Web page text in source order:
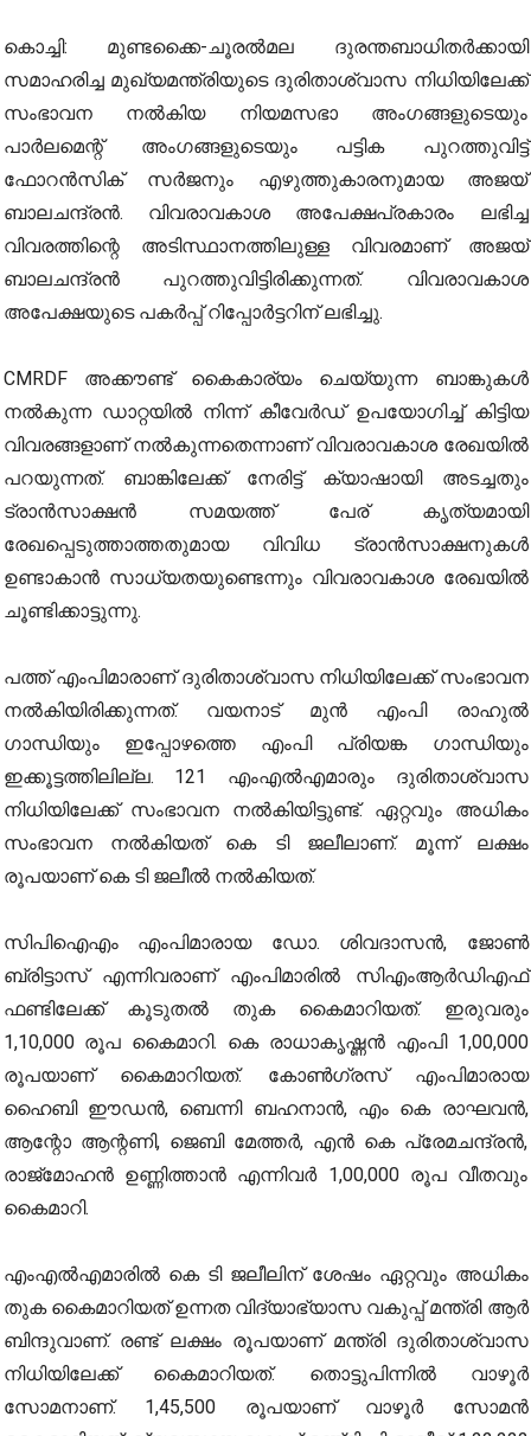
കൊച്ചി: മുണ്ടക്കൈ-ചൂരല്‍മല ദുരന്തബാധിതര്‍ക്കായി
സമാഹരിച്ച മുഖ്യമന്ത്രിയുടെ ദുരിതാശ്വാസ നിധിയിലേക്ക്
സംഭാവന നല്‍കിയ നിയമസഭാ അംഗങ്ങളുടെയും
പാര്‍ലമെന്റ് അംഗങ്ങളുടെയും പട്ടിക പുറത്തുവിട്ട്
ഫോറന്‍സിക് സര്‍ജനും എഴുത്തുകാരനുമായ അജയ്
ബാലചന്ദ്രന്‍. വിവരാവകാശ അപേക്ഷപ്രകാരം ലഭിച്ച
വിവരത്തിന്റെ അടിസ്ഥാനത്തിലുള്ള വിവരമാണ് അജയ്
ബാലചന്ദ്രന്‍ പുറത്തുവിട്ടിരിക്കുന്നത്. വിവരാവകാശ
അപേക്ഷയുടെ പകര്‍പ്പ് റിപ്പോര്‍ട്ടറിന് ലഭിച്ചു.
CMRDF അക്കൗണ്ട് കൈകാര്യം ചെയ്യുന്ന ബാങ്കുകള്‍
നല്‍കുന്ന ഡാറ്റയില്‍ നിന്ന് കീവേര്‍ഡ് ഉപയോഗിച്ച് കിട്ടിയ
വിവരങ്ങളാണ് നല്‍കുന്നതെന്നാണ് വിവരാവകാശ രേഖയില്‍
പറയുന്നത്. ബാങ്കിലേക്ക് നേരിട്ട് ക്യാഷായി അടച്ചതും
ട്രാന്‍സാക്ഷന്‍ സമയത്ത് പേര് കൃത്യമായി
രേഖപ്പെടുത്താത്തതുമായ വിവിധ ട്രാന്‍സാക്ഷനുകള്‍
ഉണ്ടാകാന്‍ സാധ്യതയുണ്ടെന്നും വിവരാവകാശ രേഖയില്‍
ചൂണ്ടിക്കാട്ടുന്നു.
പത്ത് എംപിമാരാണ് ദുരിതാശ്വാസ നിധിയിലേക്ക് സംഭാവന
നല്‍കിയിരിക്കുന്നത്. വയനാട് മുന്‍ എംപി രാഹുല്‍
ഗാന്ധിയും ഇപ്പോഴത്തെ എംപി പ്രിയങ്ക ഗാന്ധിയും
ഇക്കൂട്ടത്തിലില്ല. 121 എംഎല്‍എമാരും ദുരിതാശ്വാസ
നിധിയിലേക്ക് സംഭാവന നല്‍കിയിട്ടുണ്ട്. ഏറ്റവും അധികം
സംഭാവന നല്‍കിയത് കെ ടി ജലീലാണ്. മൂന്ന് ലക്ഷം
രൂപയാണ് കെ ടി ജലീല്‍ നല്‍കിയത്.
സിപിഐഎം എംപിമാരായ ഡോ. ശിവദാസന്‍, ജോണ്‍
ബ്രിട്ടാസ് എന്നിവരാണ് എംപിമാരില്‍ സിഎംആര്‍ഡിഎഫ്
ഫണ്ടിലേക്ക് കൂടുതല്‍ തുക കൈമാറിയത്. ഇരുവരും
1,10,000 രൂപ കൈമാറി. കെ രാധാകൃഷ്ണന്‍ എംപി 1,00,000
രൂപയാണ് കൈമാറിയത്. കോണ്‍ഗ്രസ് എംപിമാരായ
ഹൈബി ഈഡന്‍, ബെന്നി ബഹനാന്‍, എം കെ രാഘവന്‍,
ആന്റോ ആന്റണി, ജെബി മേത്തര്‍, എന്‍ കെ പ്രേമചന്ദ്രന്‍,
രാജ്‌മോഹന്‍ ഉണ്ണിത്താന്‍ എന്നിവര്‍ 1,00,000 രൂപ വീതവും
കൈമാറി.
എംഎല്‍എമാരില്‍ കെ ടി ജലീലിന് ശേഷം ഏറ്റവും അധികം
തുക കൈമാറിയത് ഉന്നത വിദ്യാഭ്യാസ വകുപ്പ് മന്ത്രി ആര്‍
ബിന്ദുവാണ്. രണ്ട് ലക്ഷം രൂപയാണ് മന്ത്രി ദുരിതാശ്വാസ
നിധിയിലേക്ക് കൈമാറിയത്. തൊട്ടുപിന്നില്‍ വാഴൂര്‍
സോമനാണ്. 1,45,500 രൂപയാണ് വാഴൂര്‍ സോമന്‍